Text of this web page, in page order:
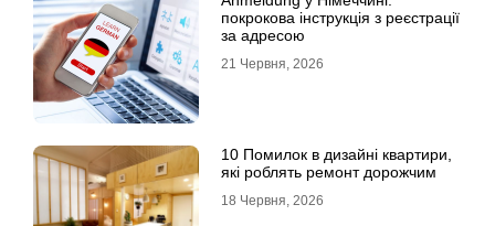
покрокова інструкція з реєстрації
за адресою
21 Червня, 2026
10 Помилок в дизайні квартири,
які роблять ремонт дорожчим
18 Червня, 2026